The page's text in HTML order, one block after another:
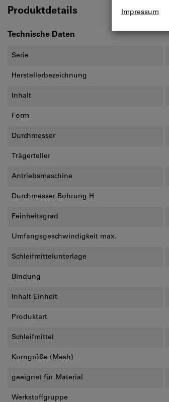
Produktdetails
Technische Daten
Serie
Herstellerbezeichnung
Inhalt
Form
Durchmesser
Trägerteller
Antriebsmaschine
Durchmesser Bohrung H
Feinheitsgrad
Umfangsgeschwindigkeit max.
Schleifmittelunterlage
Bindung
Inhalt Einheit
Produktart
Schleifmittel
Korngröße (Mesh)
geeignet für Material
Werkstoffgruppe